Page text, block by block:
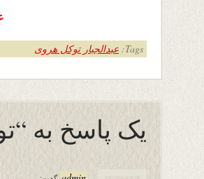
Tags: عبدالجبار توکل هروی
یک پاسخ به